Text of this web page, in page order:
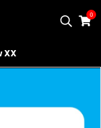
0
XX